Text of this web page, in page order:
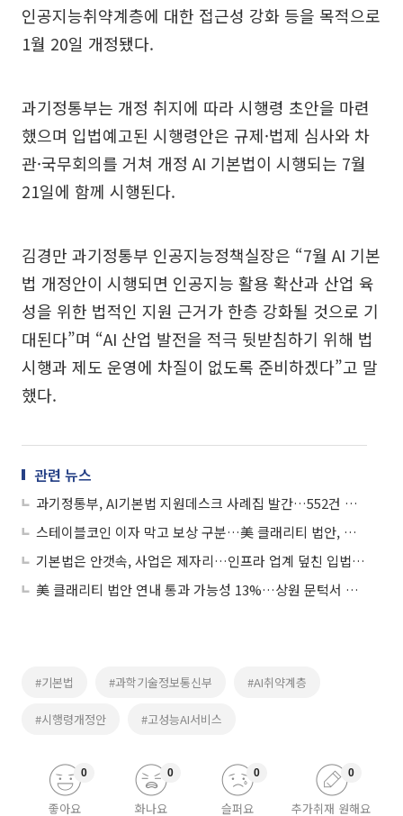
인공지능취약계층에 대한 접근성 강화 등을 목적으로
1월 20일 개정됐다.
과기정통부는 개정 취지에 따라 시행령 초안을 마련
했으며 입법예고된 시행령안은 규제·법제 심사와 차
관·국무회의를 거쳐 개정 AI 기본법이 시행되는 7월
21일에 함께 시행된다.
김경만 과기정통부 인공지능정책실장은 “7월 AI 기본
법 개정안이 시행되면 인공지능 활용 확산과 산업 육
성을 위한 법적인 지원 근거가 한층 강화될 것으로 기
대된다”며 “AI 산업 발전을 적극 뒷받침하기 위해 법
시행과 제도 운영에 차질이 없도록 준비하겠다”고 말
했다.
관련 뉴스
과기정통부, AI기본법 지원데스크 사례집 발간…552건 상담 접수
스테이블코인 이자 막고 보상 구분…美 클래리티 법안, 韓 기본법 ‘새 기준점’ 되나
기본법은 안갯속, 사업은 제자리…인프라 업계 덮친 입법 공백
美 클래리티 법안 연내 통과 가능성 13%…상원 문턱서 제동
#기본법 #과학기술정보통신부 #AI취약계층
#시행령개정안 #고성능AI서비스
좋아요
0
화나요
0
슬퍼요
0
추가취재 원해요
0